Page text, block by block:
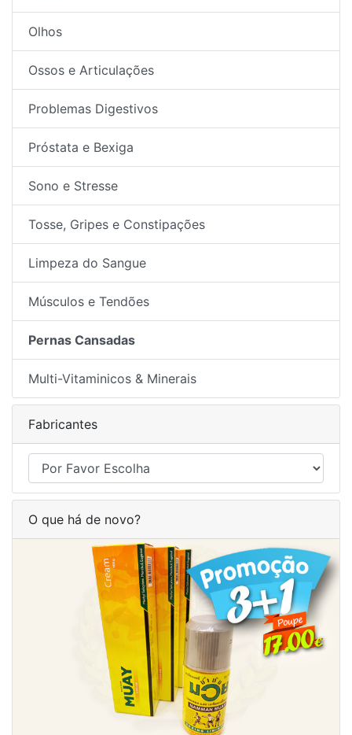
Olhos
Ossos e Articulações
Problemas Digestivos
Próstata e Bexiga
Sono e Stresse
Tosse, Gripes e Constipações
Limpeza do Sangue
Músculos e Tendões
Pernas Cansadas
Multi-Vitaminicos & Minerais
Fabricantes
O que há de novo?